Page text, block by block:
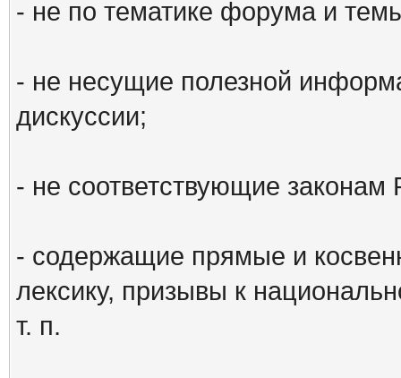
- не по тематике форума и
- не несущие полезной
дискуссии;
- не соответствующие законам
- содержащие прямые и
лексику, призывы к
т. п.